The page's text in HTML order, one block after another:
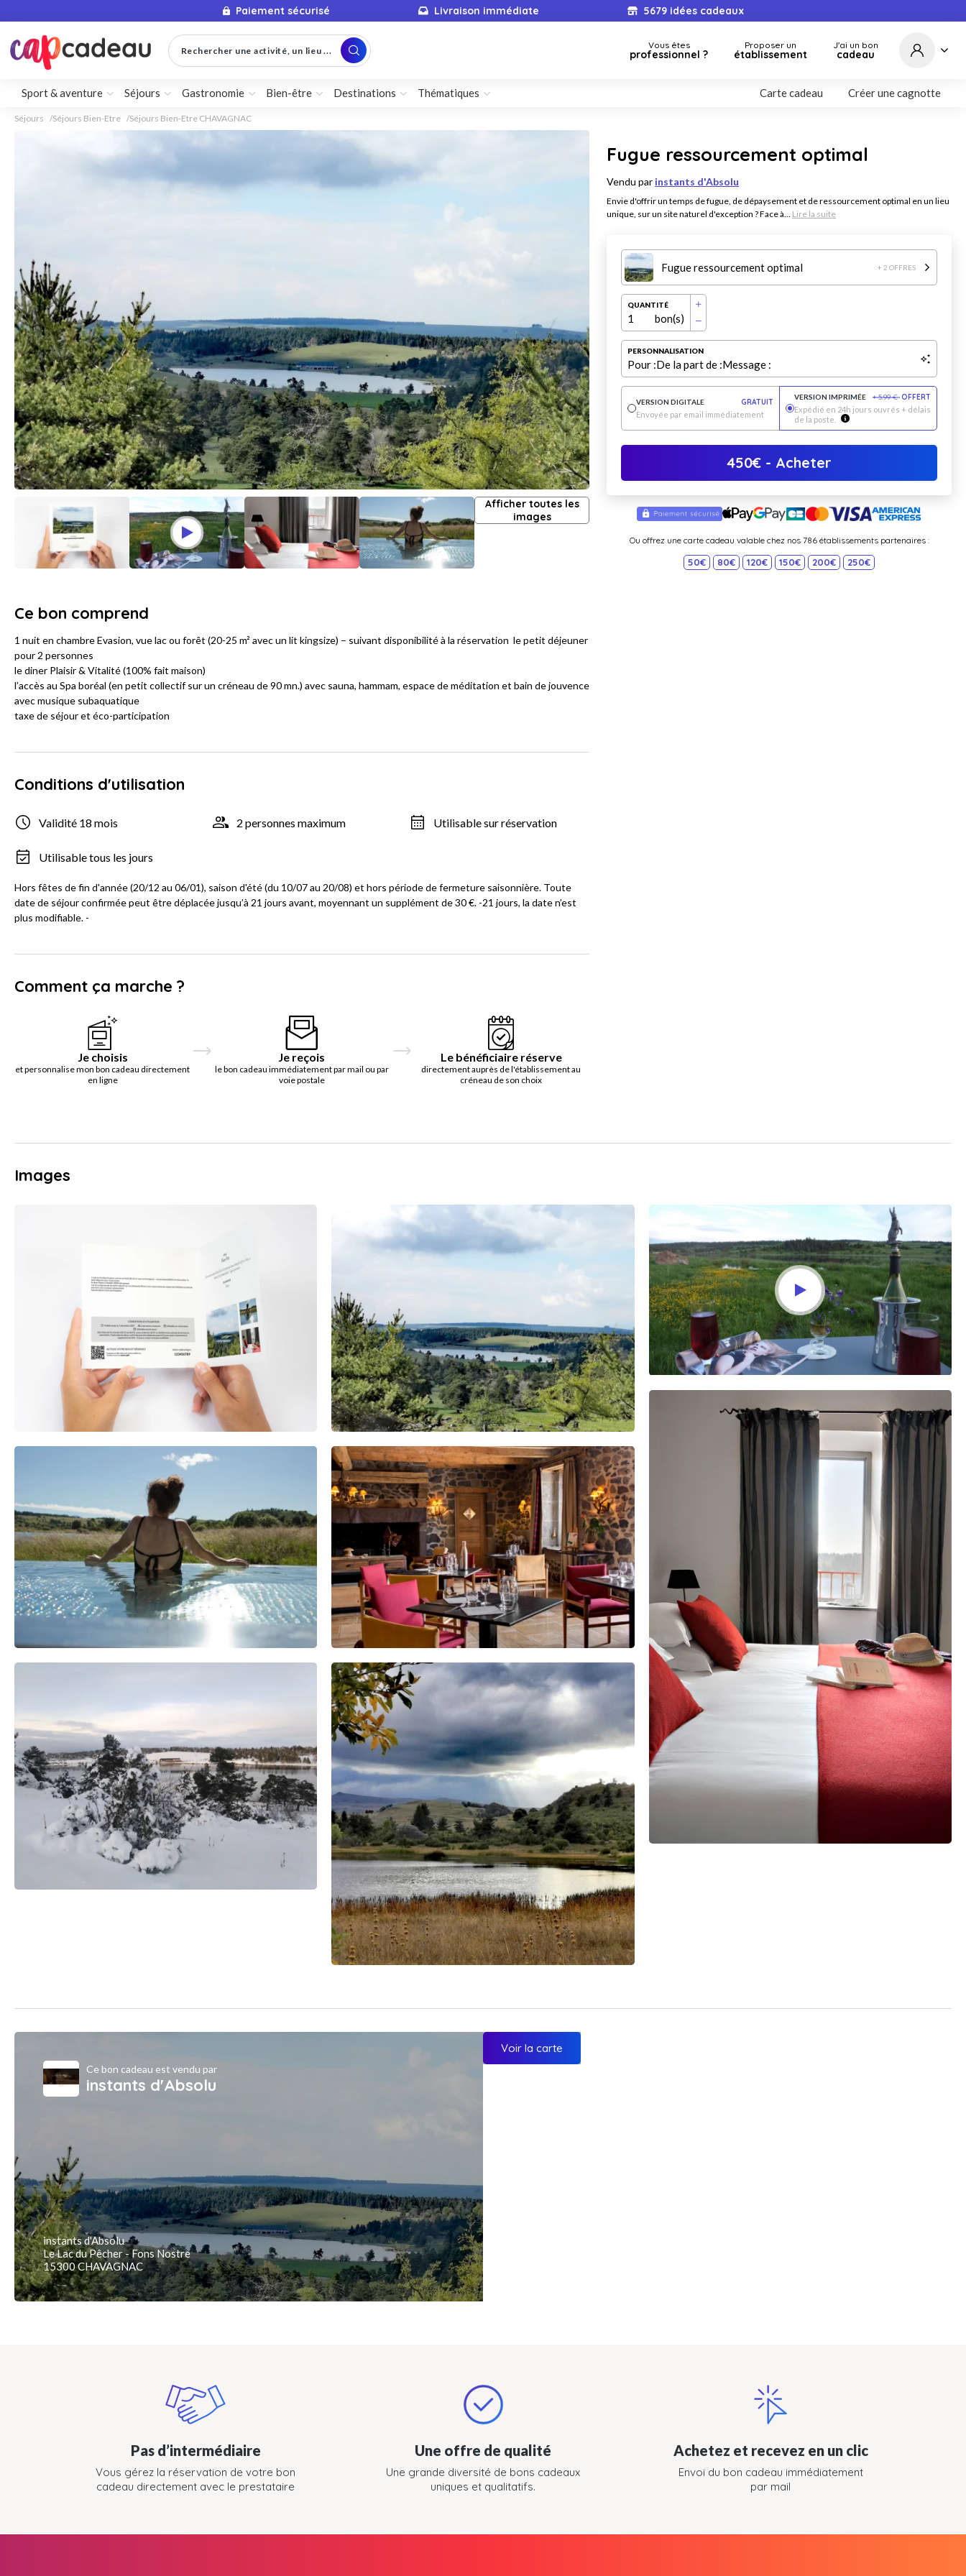
Paiement sécurisé Livraison immédiate 5679 idées cadeaux
Rechercher une activité, un lieu ... Vous êtes
professionnel ?
Proposer un
établissement
J'ai un bon
cadeau
Sport & aventure Séjours Gastronomie Bien-être Destinations Thématiques Carte cadeau Créer une cagnotte
Séjours Séjours Bien-Etre Séjours Bien-Etre CHAVAGNAC
Afficher toutes les
images
Fugue ressourcement optimal
Vendu par instants d'Absolu
Envie d'offrir un temps de fugue, de dépaysement et de ressourcement optimal en un lieu
unique, sur un site naturel d'exception ? Face à... Lire la suite
Fugue ressourcement optimal + 2 OFFRES
QUANTITÉ
1 bon(s)
PERSONNALISATION
Pour :De la part de :Message :
VERSION DIGITALE
GRATUIT
Envoyée par email immédiatement
VERSION IMPRIMÉE +5.99 € OFFERT
Expédié en 24h jours ouvrés + délais
de la poste.
450€ - Acheter
Ou offrez une carte cadeau valable chez nos 786 établissements partenaires :
50€ 80€ 120€ 150€ 200€ 250€
Ce bon comprend
1 nuit en chambre Evasion, vue lac ou forêt (20-25 m² avec un lit kingsize) – suivant disponibilité à la réservation le petit déjeuner
pour 2 personnes
le diner Plaisir & Vitalité (100% fait maison)
l’accès au Spa boréal (en petit collectif sur un créneau de 90 mn.) avec sauna, hammam, espace de méditation et bain de jouvence
avec musique subaquatique
taxe de séjour et éco-participation
Conditions d'utilisation
Validité 18 mois 2 personnes maximum Utilisable sur réservation
Utilisable tous les jours
Hors fêtes de fin d'année (20/12 au 06/01), saison d'été (du 10/07 au 20/08) et hors période de fermeture saisonnière. Toute
date de séjour confirmée peut être déplacée jusqu’à 21 jours avant, moyennant un supplément de 30 €. -21 jours, la date n’est
plus modifiable. -
Comment ça marche ?
Je choisis
et personnalise mon bon cadeau directement
en ligne
Je reçois
le bon cadeau immédiatement par mail ou par
voie postale
Le bénéficiaire réserve
directement auprès de l'établissement au
créneau de son choix
Images
Ce bon cadeau est vendu par
instants d'Absolu
instants d'Absolu
Le Lac du Pêcher - Fons Nostre
15300 CHAVAGNAC
Voir la carte
Pas d’intermédiaire
Vous gérez la réservation de votre bon
cadeau directement avec le prestataire
Une offre de qualité
Une grande diversité de bons cadeaux
uniques et qualitatifs.
Achetez et recevez en un clic
Envoi du bon cadeau immédiatement
par mail